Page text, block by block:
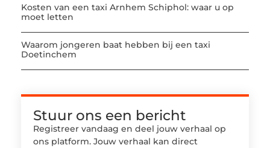
Kosten van een taxi Arnhem Schiphol: waar u op
moet letten
Waarom jongeren baat hebben bij een taxi
Doetinchem
Stuur ons een bericht
Registreer vandaag en deel jouw verhaal op
ons platform. Jouw verhaal kan direct